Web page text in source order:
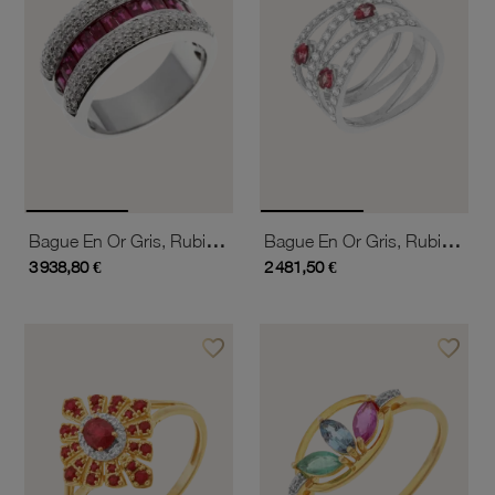
Bague En Or Gris, Rubis Baguettes Et Diamants
3 938,80 €
Bague En Or Gris, Rubis Et Diamants
2 481,50 €
favorite_borderAjouter à vos favoris favorite_borderAjouter